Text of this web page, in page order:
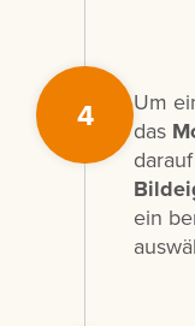
4
Um
das
ein